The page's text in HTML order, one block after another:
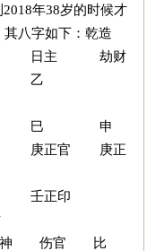
年38岁的时候才
八字如下：乾造
日主 劫财
乙
巳 申
庚正官 庚正
壬正印
神 伤官 比